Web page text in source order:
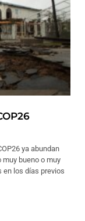
ya abundan
muy bueno o muy
en los días previos